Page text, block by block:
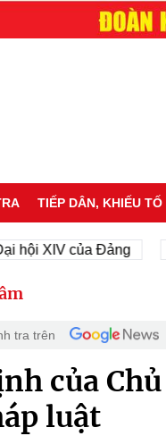
TIẾP DÂN, KHIẾU TỐ
XIV của Đảng 23/
tra trên
của
luật